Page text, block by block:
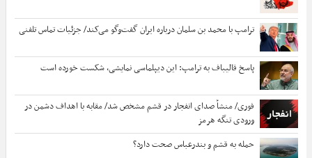
ترامپ با محمد بن سلمان درباره ایران گفت‌وگو می‌کند/ جزئیات تماس تلفنی
پاسخ قالیباف به ترامپ: این دیپلماسی نمایشی، شکست خورده است
فوری/ منشأ صدای انفجار در قشم مشخص شد/ مقابه با اهداف دشمن در
ورودی تنگه هرمز
حمله به قشم و بندرعباس صحت دارد؟